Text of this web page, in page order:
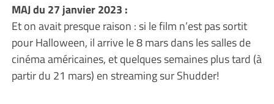
MAJ du 27 janvier 2023 :
Et on avait presque raison : si le film n’est pas sortit
pour Halloween, il arrive le 8 mars dans les salles de
cinéma américaines, et quelques semaines plus tard (à
partir du 21 mars) en streaming sur Shudder!